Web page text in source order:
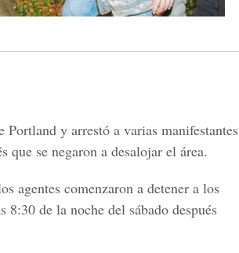
y arrestó a varias manifestantes
se negaron a desalojar el área.
agentes comenzaron a detener a los
8:30 de la noche del sábado después